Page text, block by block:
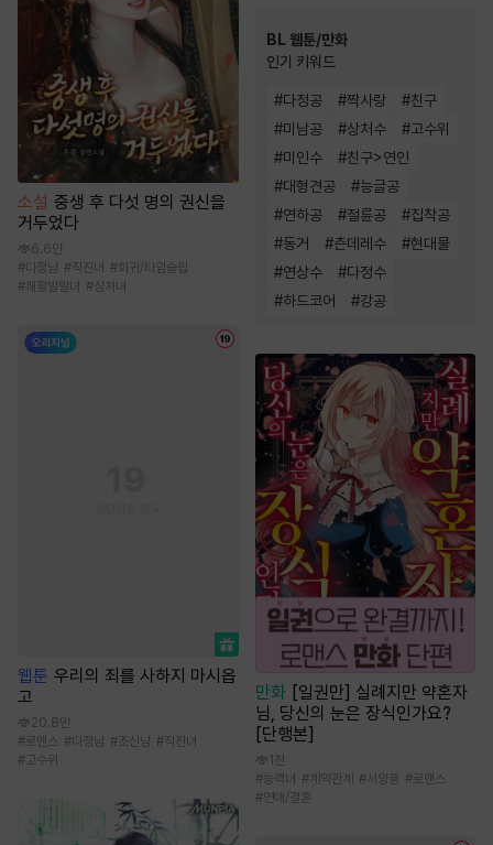
소설 중생 후 다섯 명의 권신을
거두었다
6.6만
#다정남 #직진녀 #회귀/타임슬립
#쾌활발랄녀 #상처녀
웹툰 우리의 죄를 사하지 마시옵
고
20.8만
#로맨스 #다정남 #조신남 #직진녀
#고수위
BL 웹툰/만화
인기 키워드
#다정공 #짝사랑 #친구
#미남공 #상처수 #고수위
#미인수 #친구>연인
#대형견공 #능글공
#연하공 #절륜공 #집착공
#동거 #츤데레수 #현대물
#연상수 #다정수
#하드코어 #강공
만화 [일권만] 실례지만 약혼자
님, 당신의 눈은 장식인가요?
[단행본]
1천
#능력녀 #계약관계 #서양풍 #로맨스
#연애/결혼